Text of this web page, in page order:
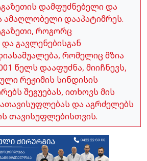
დამფუძნებელი და
ამაღლობელი დააპატიმრეს.
როგორც
გავლენებისგან
რომელიც მზია
წელს დააფუძნა, მიიჩნევს,
რეჟიმის სინდისის
შეგუებას, ითხოვს მის
და აგრძელებს
თავისუფლებისთვის.